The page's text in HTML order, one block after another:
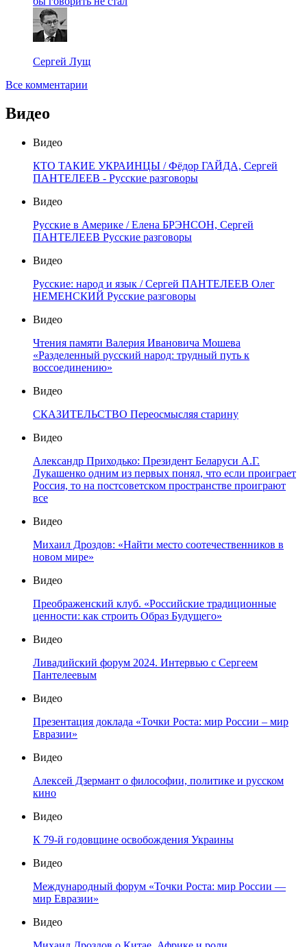
Сергей Лущ
Все комментарии
Видео
Видео
КТО ТАКИЕ УКРАИНЦЫ / Фёдор ГАЙДА, Сергей
ПАНТЕЛЕЕВ - Русские разговоры
Видео
Русские в Америке / Елена БРЭНСОН, Сергей
ПАНТЕЛЕЕВ Русские разговоры
Видео
Русские: народ и язык / Сергей ПАНТЕЛЕЕВ Олег
НЕМЕНСКИЙ Русские разговоры
Видео
Чтения памяти Валерия Ивановича Мошева
«Разделенный русский народ: трудный путь к
воссоединению»
Видео
СКАЗИТЕЛЬСТВО Переосмысляя старину
Видео
Александр Приходько: Президент Беларуси А.Г.
Лукашенко одним из первых понял, что если проиграет
Россия, то на постсоветском пространстве проиграют
все
Видео
Михаил Дроздов: «Найти место соотечественников в
новом мире»
Видео
Преображенский клуб. «Российские традиционные
ценности: как строить Образ Будущего»
Видео
Ливадийский форум 2024. Интервью с Сергеем
Пантелеевым
Видео
Презентация доклада «Точки Роста: мир России – мир
Евразии»
Видео
Алексей Дзермант о философии, политике и русском
кино
Видео
К 79-й годовщине освобождения Украины
Видео
Международный форум «Точки Роста: мир России —
мир Евразии»
Видео